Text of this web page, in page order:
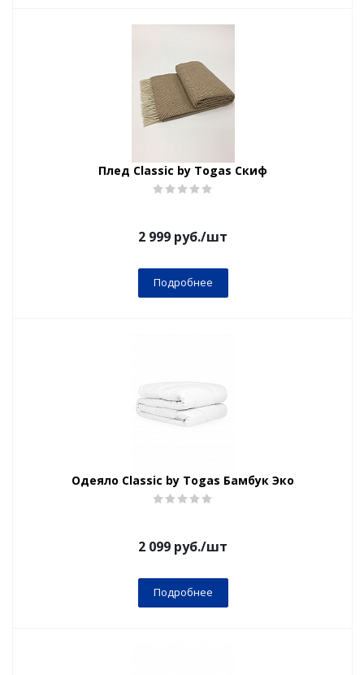
Плед Classic by Togas Скиф
2 999 руб./шт
Подробнее
Одеяло Classic by Togas Бамбук Эко
2 099 руб./шт
Подробнее